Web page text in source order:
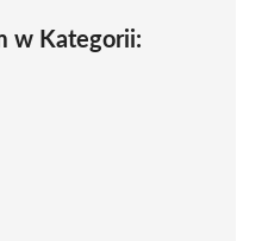
w Kategorii: